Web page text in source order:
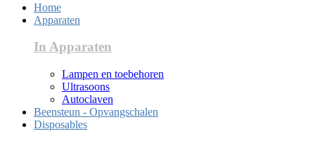
Home
Apparaten
In Apparaten
Lampen en toebehoren
Ultrasoons
Autoclaven
Beensteun - Opvangschalen
Disposables